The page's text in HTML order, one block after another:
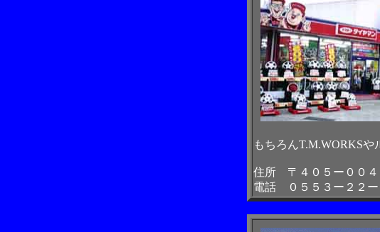
もちろんT.M.WORKSや
住所 〒４０５ー００
電話 ０５５３ー２２ー